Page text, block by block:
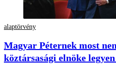
alaptörvény
Magyar Péternek most
köztársasági elnöke